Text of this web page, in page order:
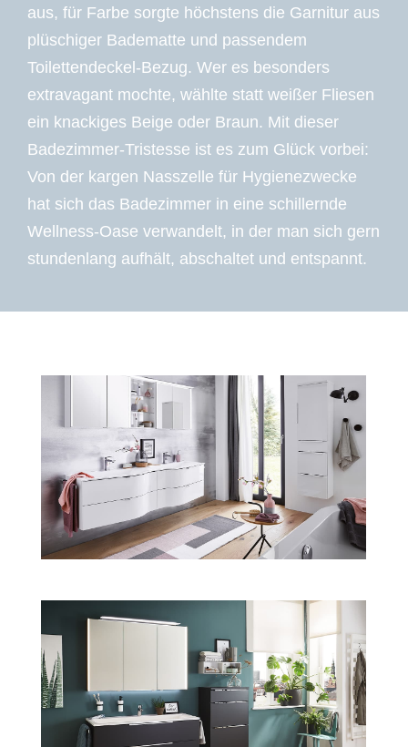
aus, für Farbe sorgte höchstens die Garnitur aus
plüschiger Badematte und passendem
Toilettendeckel-Bezug. Wer es besonders
extravagant mochte, wählte statt weißer Fliesen
ein knackiges Beige oder Braun. Mit dieser
Badezimmer-Tristesse ist es zum Glück vorbei:
Von der kargen Nasszelle für Hygienezwecke
hat sich das Badezimmer in eine schillernde
Wellness-Oase verwandelt, in der man sich gern
stundenlang aufhält, abschaltet und entspannt.